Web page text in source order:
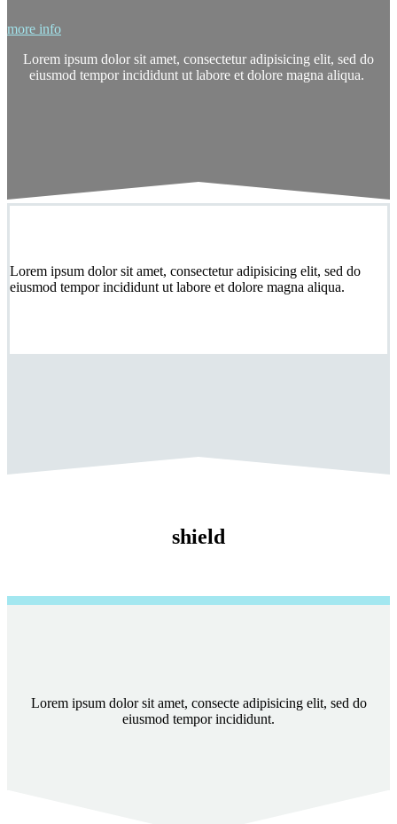
more info
Lorem ipsum dolor sit amet, consectetur adipisicing elit, sed do
eiusmod tempor incididunt ut labore et dolore magna aliqua.
Lorem ipsum dolor sit amet, consectetur adipisicing elit, sed do
eiusmod tempor incididunt ut labore et dolore magna aliqua.
shield
Lorem ipsum dolor sit amet, consecte adipisicing elit, sed do
eiusmod tempor incididunt.